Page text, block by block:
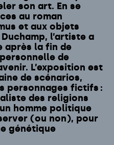
son art. En se
au roman
et aux objets
l’artiste a
après la fin de
de
L’exposition est
de scénarios,
personnages fictifs :
des religions
homme politique
(ou non), pour
génétique